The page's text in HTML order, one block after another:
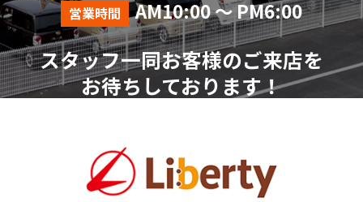
営業時間 AM10:00 ～ PM6:00
スタッフ一同お客様のご来店を
お待ちしております！